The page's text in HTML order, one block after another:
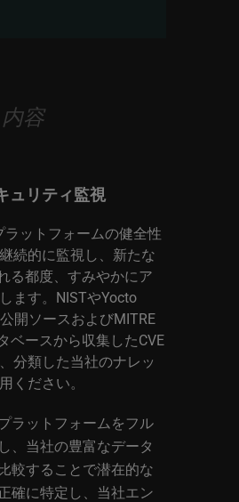
容
ュリティ監視
ットフォームの健全性
続的に監視し、新たな
る都度、すみやかにア
ます。NISTやYocto
開ソースおよびMITRE
ベースから収集したCVE
分類した当社のナレッ
ください。
ラットフォームをフル
、当社の豊富なデータ
較することで潜在的な
確に特定し、当社エン